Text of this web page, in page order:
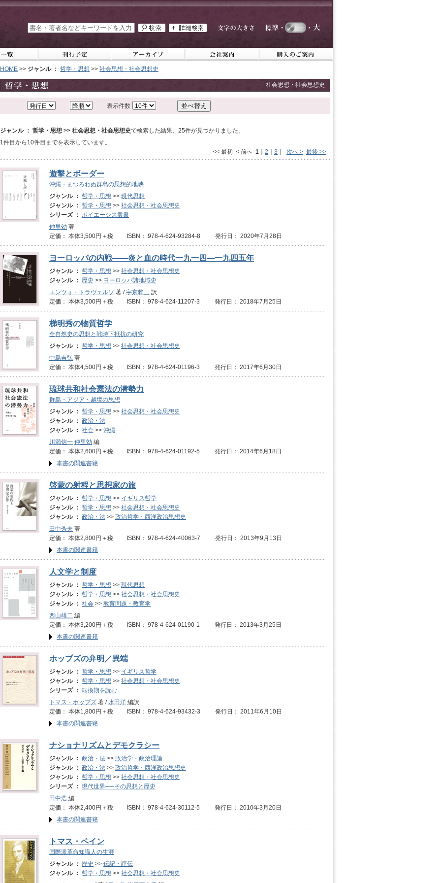
HOME >> ジャンル ： 哲学・思想 >> 社会思想・社会思想史
社会思想・社会思想史
表示件数
ジャンル ： 哲学・思想 >> 社会思想・社会思想史で検索した結果、25件が見つかりました。
1件目から10件目までを表示しています。
<< 最初 < 前へ 1 2 3 次へ > 最後 >>
遊撃とボーダー
沖縄・まつろわぬ群島の思想的地峡
ジャンル ： 哲学・思想 >> 現代思想
ジャンル ： 哲学・思想 >> 社会思想・社会思想史
シリーズ ： ポイエーシス叢書
仲里効 著
定価： 本体3,500円＋税 ISBN： 978-4-624-93284-8 発行日： 2020年7月28日
ヨーロッパの内戦――炎と血の時代一九一四―一九四五年
ジャンル ： 哲学・思想 >> 社会思想・社会思想史
ジャンル ： 歴史 >> ヨーロッパ諸地域史
エンツォ・トラヴェルソ 著 /宇京賴三 訳
定価： 本体3,500円＋税 ISBN： 978-4-624-11207-3 発行日： 2018年7月25日
梯明秀の物質哲学
全自然史の思想と戦時下抵抗の研究
ジャンル ： 哲学・思想 >> 社会思想・社会思想史
中島吉弘 著
定価： 本体4,500円＋税 ISBN： 978-4-624-01196-3 発行日： 2017年6月30日
琉球共和社会憲法の潜勢力
群島・アジア・越境の思想
ジャンル ： 哲学・思想 >> 社会思想・社会思想史
ジャンル ： 政治・法
ジャンル ： 社会 >> 沖縄
川満信一 仲里効 編
定価： 本体2,600円＋税 ISBN： 978-4-624-01192-5 発行日： 2014年6月18日
本書の関連書籍
啓蒙の射程と思想家の旅
ジャンル ： 哲学・思想 >> イギリス哲学
ジャンル ： 哲学・思想 >> 社会思想・社会思想史
ジャンル ： 政治・法 >> 政治哲学・西洋政治思想史
田中秀夫 著
定価： 本体2,800円＋税 ISBN： 978-4-624-40063-7 発行日： 2013年9月13日
本書の関連書籍
人文学と制度
ジャンル ： 哲学・思想 >> 現代思想
ジャンル ： 哲学・思想 >> 社会思想・社会思想史
ジャンル ： 社会 >> 教育問題・教育学
西山雄二 編
定価： 本体3,200円＋税 ISBN： 978-4-624-01190-1 発行日： 2013年3月25日
本書の関連書籍
ホッブズの弁明／異端
ジャンル ： 哲学・思想 >> イギリス哲学
ジャンル ： 哲学・思想 >> 社会思想・社会思想史
シリーズ ： 転換期を読む
トマス・ホッブズ 著 /水田洋 編訳
定価： 本体1,800円＋税 ISBN： 978-4-624-93432-3 発行日： 2011年6月10日
本書の関連書籍
ナショナリズムとデモクラシー
ジャンル ： 政治・法 >> 政治学・政治理論
ジャンル ： 政治・法 >> 政治哲学・西洋政治思想史
ジャンル ： 哲学・思想 >> 社会思想・社会思想史
シリーズ ： 現代世界──その思想と歴史
田中浩 編
定価： 本体2,400円＋税 ISBN： 978-4-624-30112-5 発行日： 2010年3月20日
本書の関連書籍
トマス・ペイン
国際派革命知識人の生涯
ジャンル ： 歴史 >> 伝記・評伝
ジャンル ： 哲学・思想 >> 社会思想・社会思想史